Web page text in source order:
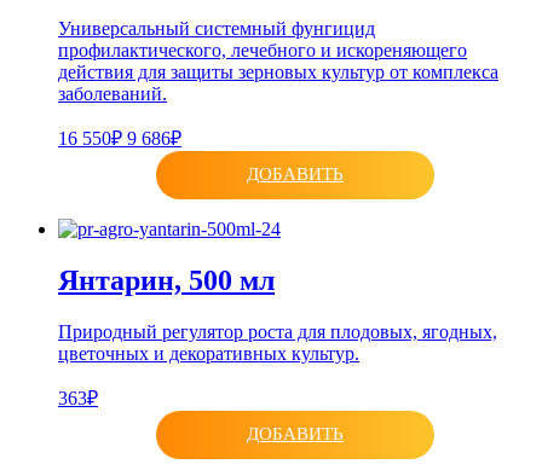
Универсальный системный фунгицид
профилактического, лечебного и искореняющего
действия для защиты зерновых культур от комплекса
заболеваний.
16 550₽ 9 686₽
ДОБАВИТЬ
Янтарин, 500 мл
Природный регулятор роста для плодовых, ягодных,
цветочных и декоративных культур.
363₽
ДОБАВИТЬ